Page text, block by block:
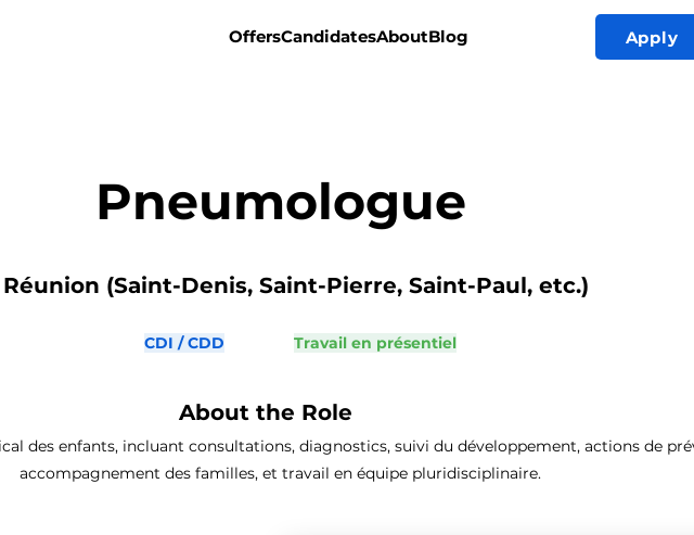
OffersCandidatesAboutBlog Apply
Pneumologue
Réunion (Saint-Denis, Saint-Pierre, Saint-Paul, etc.)
CDI / CDD Travail en présentiel
About the Role
des enfants, incluant consultations, diagnostics, suivi du développement, actions de
accompagnement des familles, et travail en équipe pluridisciplinaire.